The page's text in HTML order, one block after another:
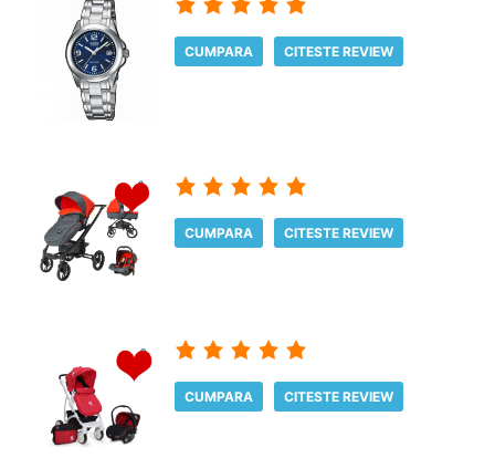
CUMPARA CITESTE REVIEW
CUMPARA CITESTE REVIEW
CUMPARA CITESTE REVIEW